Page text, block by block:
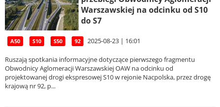
Warszawskiej na odcinku od S10
do S7
A50 S10 S50 92 2025-08-23 | 16:01
Ruszają spotkania informacyjne dotyczące pierwszego fragmentu
Obwodnicy Aglomeracji Warszawskiej OAW na odcinku od
projektowanej drogi ekspresowej S10 w rejonie Nacpolska, przez drogę
krajową nr 92, p...